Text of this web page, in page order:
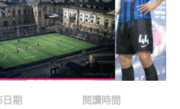
日期
閱讀時間